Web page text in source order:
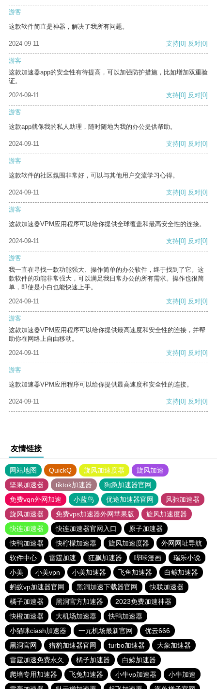
游客
这款软件简直是神器，解决了我所有问题。
2024-09-11 支持[0] 反对[0]
游客
这款加速器app的安全性有待提高，可以加强防护措施，比如增加双重验
证。
2024-09-11
支持[0] 反对[0]
游客
这款app就像我的私人助理，随时随地为我的办公提供帮助。
2024-09-11 支持[0] 反对[0]
游客
这款软件的社区氛围非常好，可以与其他用户交流学习心得。
2024-09-11 支持[0] 反对[0]
游客
这款加速器VPM应用程序可以给你提供全球覆盖和最高安全性的连接。
2024-09-11 支持[0] 反对[0]
游客
我一直在寻找一款功能强大、操作简单的办公软件，终于找到了它。这
款软件的功能非常强大，可以满足我日常办公的所有需求。操作也很简
单，即使是小白也能快速上手。
2024-09-11
支持[0] 反对[0]
游客
这款加速器VPM应用程序可以给你提供最高速度和安全性的连接，并帮
助你在网络上自由移动。
2024-09-11
支持[0] 反对[0]
游客
这款加速器VPM应用程序可以给你提供最高速度和安全性的连接。
2024-09-11 支持[0] 反对[0]
友情链接
网站地图 QuickQ 旋风加速度器
旋风加速
坚果加速器
tiktok加速器
狗急加速器官网
免费vqn外网加速
小蓝鸟 优途加速器官网
风驰加速器
旋风加速器
免费vps加速器外网苹果版
旋风加速度器
快连加速器
快连加速器官网入口
原子加速器
快鸭加速器
快柠檬加速器 旋风加速度器
外网网址导航
软件中心
雷霆加速 狂飙加速器 哔咔漫画
瑞乐小说
小美
小美vpn 小美加速器 飞鱼加速器
白鲸加速器
蚂蚁vp加速器官网
黑洞加速下载器官网
快联加速器
橘子加速器
黑洞官方加速器
2023免费加速神器
快橙加速器
大机场加速器
快鸭加速器
小猫咪ciash加速器
一元机场最新官网
优云666
黑洞官网
猎豹加速器官网 turbo加速器
大象加速器
雷霆加速免费永久
橘子加速器
白鲸加速器
爬墙专用加速器
飞兔加速器 小牛vp加速器
小牛加速